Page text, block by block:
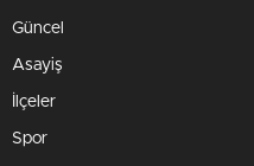
Güncel
Asayiş
İlçeler
Spor